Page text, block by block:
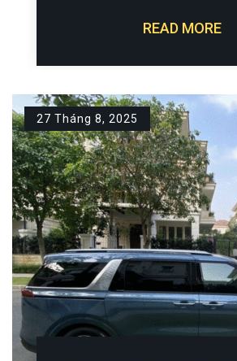
READ MORE
27 Tháng 8, 2025